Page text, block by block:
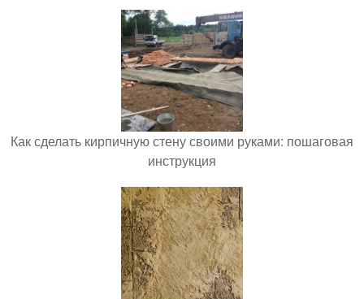
Как сделать кирпичную стену своими руками: пошаговая
инструкция